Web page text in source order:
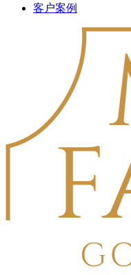
客户案例